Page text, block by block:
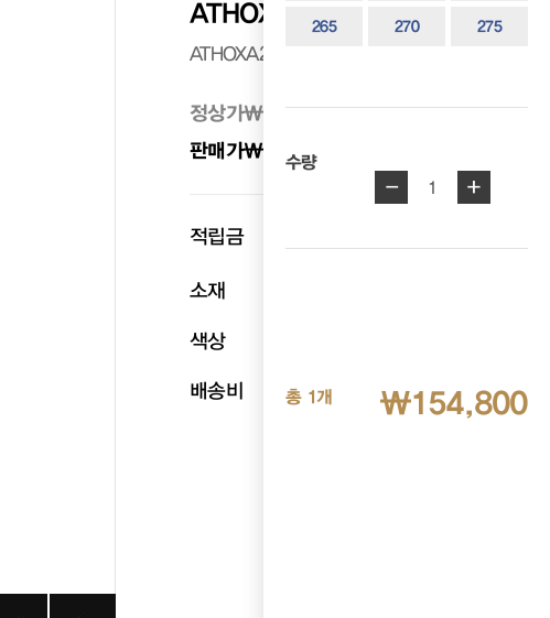
265 270 275
수량
- 1 +
총 1개 ₩154,800
ATHOXA2938MLANE1
ATHOXA2938MLANE1
정상가₩ 258,000
판매가₩ 154,800
적립금
소재
색상
배송비 무료배송